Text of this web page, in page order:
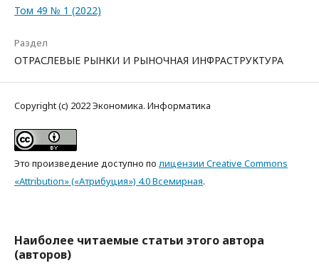
Том 49 № 1 (2022)
Раздел
ОТРАСЛЕВЫЕ РЫНКИ И РЫНОЧНАЯ ИНФРАСТРУКТУРА
Copyright (c) 2022 Экономика. Информатика
Это произведение доступно по лицензии Creative Commons
«Attribution» («Атрибуция») 4.0 Всемирная.
Наиболее читаемые статьи этого автора
(авторов)